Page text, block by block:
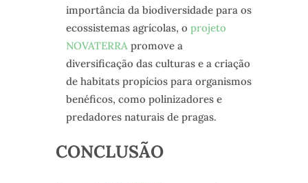
importância da biodiversidade para os
ecossistemas agrícolas, o projeto
NOVATERRApromove a
diversificação das culturas e a criação
de habitats propícios para organismos
benéficos, como polinizadores e
predadores naturais de pragas.
CONCLUSÃO